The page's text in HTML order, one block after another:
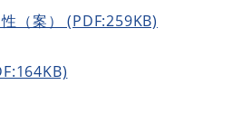
（案） (PDF:259KB)